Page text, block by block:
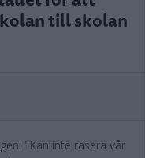
till skolan